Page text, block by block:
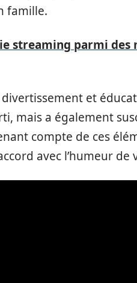
famille.
streaming parmi des
et
mais a également
compte de ces
avec l’humeur de